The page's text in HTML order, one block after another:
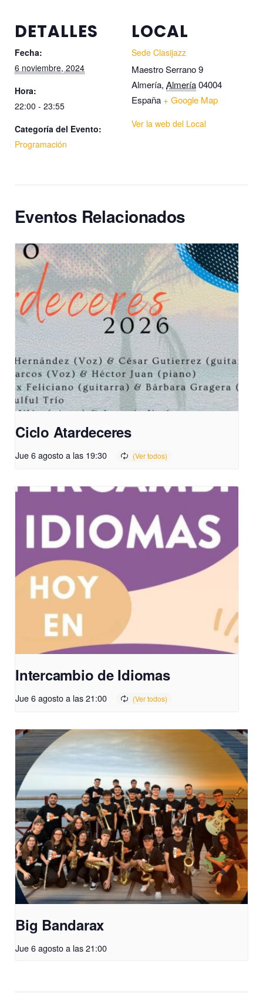
DETALLES
Fecha:
6 noviembre, 2024
Hora:
22:00 - 23:55
Categoría del Evento:
Programación
LOCAL
Sede Clasijazz
Maestro Serrano 9
Almería, Almería04004
España + Google Map
Ver la web del Local
Eventos Relacionados
Ciclo Atardeceres
Jue 6 agosto a las 19:30
Intercambio de Idiomas
Jue 6 agosto a las 21:00
Big Bandarax
Jue 6 agosto a las 21:00